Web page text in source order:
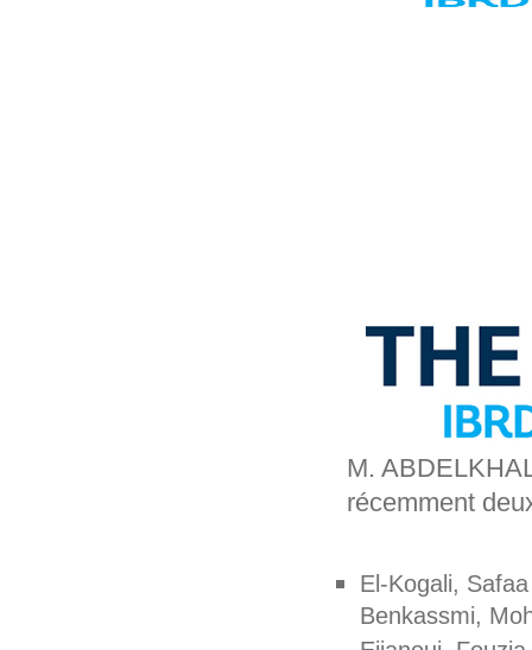
M.
récemment
El-Kogali,
Benkassmi,